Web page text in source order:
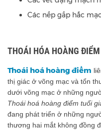
Các nếp gấp hắc mạc
THOÁI HÓA HOÀNG
Thoái hoá hoàng điểm
thị giác ở võng mạc và tổn
dưới võng mạc ở những
Thoái hoá hoàng điểm tuổi
đang phát triển ở những
thương hai mắt không đồng